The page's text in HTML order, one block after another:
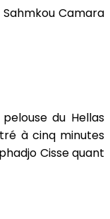
Camara
du Hellas
à cinq minutes
Cisse quant